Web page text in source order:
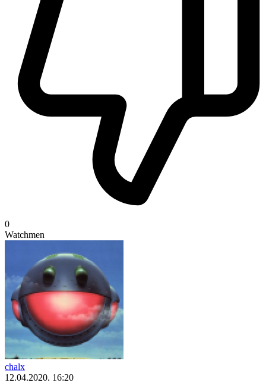
0
Watchmen
chalx
12.04.2020. 16:20